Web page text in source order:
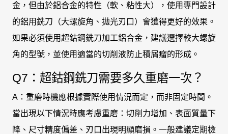
金，但由於鋁合金的特性（軟、粘性大），使用專門設計
的鋁用銑刀（大螺旋角、拋光刃口）會獲得更好的效果。
如果必須使用超鈷鋼銑刀加工鋁合金，建議選擇較大螺旋
角的型號，並使用適當的切削液防止積屑瘤的形成。
Q7：超鈷鋼銑刀需要多久重磨一次？
A：重磨時機應根據實際使用情況而定，而非固定時間。
當出現以下情況時應考慮重磨：切削力增加、表面質量下
降、尺寸精度偏差、刃口出現明顯磨損。一般建議定期檢